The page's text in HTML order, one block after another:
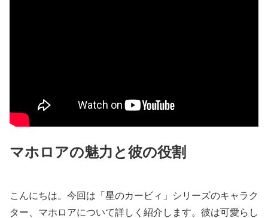
マホロアの魅力と彼の役割
こんにちは。今回は「星のカービィ」シリーズのキャラク
ター、マホロアについて詳しく紹介します。彼は可愛らし